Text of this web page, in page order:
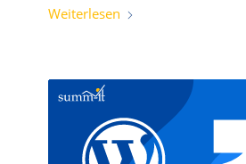
Weiterlesen